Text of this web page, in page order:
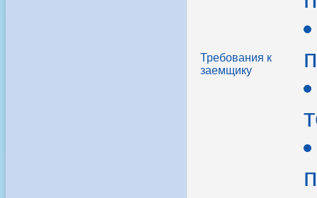
Требования к
заемщику